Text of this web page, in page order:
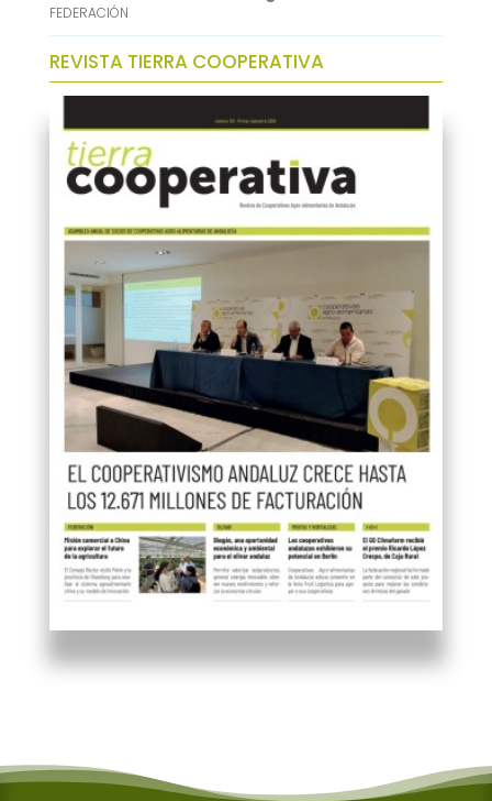
FEDERACIÓN
REVISTA TIERRA COOPERATIVA